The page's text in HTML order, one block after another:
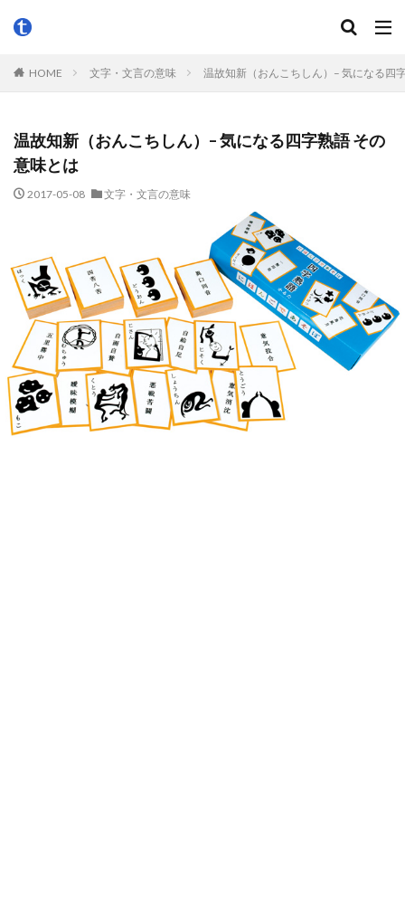
HOME 文字・文言の意味 温故知新（おんこちしん）– 気になる四
温故知新（おんこちしん）– 気になる四字熟語 その
意味とは
2017-05-08 文字・文言の意味